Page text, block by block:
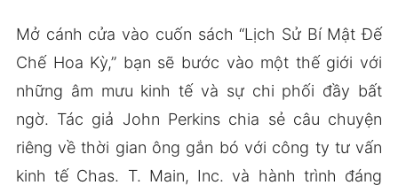
Mở cánh cửa vào cuốn sách “Lịch Sử Bí Mật Đế
Chế Hoa Kỳ,” bạn sẽ bước vào một thế giới với
những âm mưu kinh tế và sự chi phối đầy bất
ngờ. Tác giả John Perkins chia sẻ câu chuyện
riêng về thời gian ông gắn bó với công ty tư vấn
kinh tế Chas. T. Main, Inc. và hành trình đáng